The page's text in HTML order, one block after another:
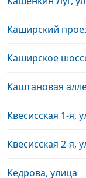
Каширский
Каширское
Каштановая
Квесисская 1-я,
Квесисская 2-я,
Кедрова, улица